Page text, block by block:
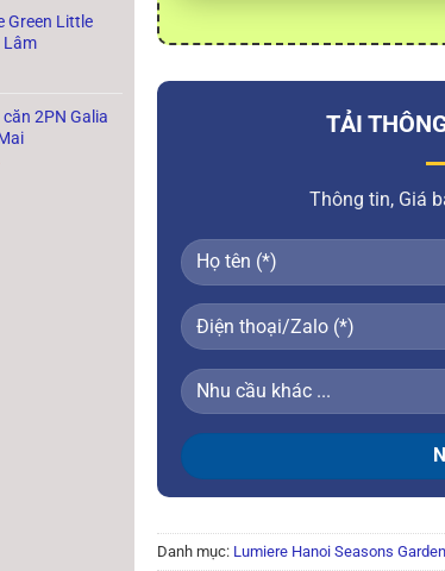
Green Little
Lâm
2PN Galia
TẢI
Thông tin, Giá
Danh mục: Lumiere Hanoi Seasons